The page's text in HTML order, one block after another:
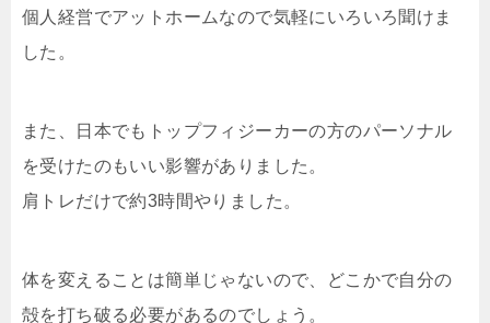
個人経営でアットホームなので気軽にいろいろ聞けま
した。
また、日本でもトップフィジーカーの方のパーソナル
を受けたのもいい影響がありました。
肩トレだけで約3時間やりました。
体を変えることは簡単じゃないので、どこかで自分の
殻を打ち破る必要があるのでしょう。